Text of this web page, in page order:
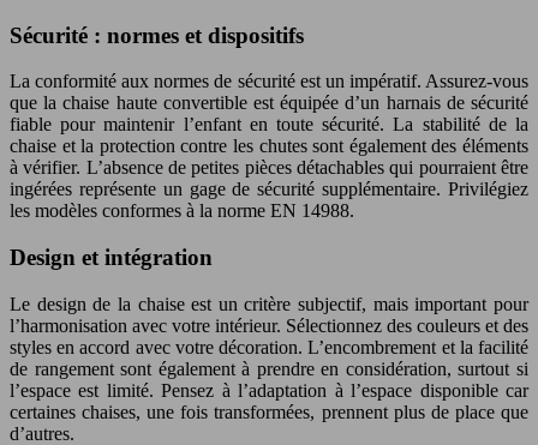
Sécurité : normes et dispositifs
La conformité aux normes de sécurité est un impératif. Assurez-vous
que la chaise haute convertible est équipée d’un harnais de sécurité
fiable pour maintenir l’enfant en toute sécurité. La stabilité de la
chaise et la protection contre les chutes sont également des éléments
à vérifier. L’absence de petites pièces détachables qui pourraient être
ingérées représente un gage de sécurité supplémentaire. Privilégiez
les modèles conformes à la norme EN 14988.
Design et intégration
Le design de la chaise est un critère subjectif, mais important pour
l’harmonisation avec votre intérieur. Sélectionnez des couleurs et des
styles en accord avec votre décoration. L’encombrement et la facilité
de rangement sont également à prendre en considération, surtout si
l’espace est limité. Pensez à l’adaptation à l’espace disponible car
certaines chaises, une fois transformées, prennent plus de place que
d’autres.